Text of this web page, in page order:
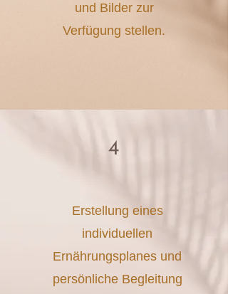
und Bilder zur
Verfügung stellen.
4
Erstellung eines
individuellen
Ernährungsplanes und
persönliche Begleitung